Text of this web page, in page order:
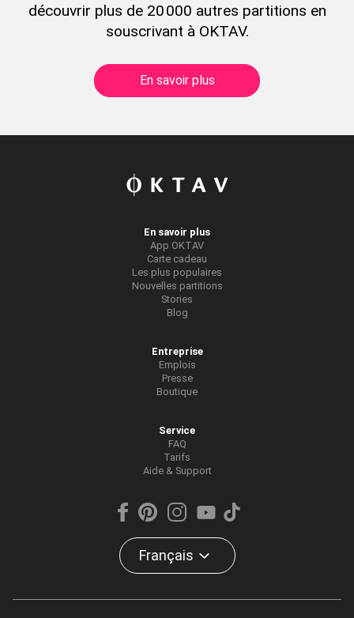
découvrir plus de 20 000 autres partitions en
souscrivant à OKTAV.
En savoir plus
En savoir plus
App OKTAV
Carte cadeau
Les plus populaires
Nouvelles partitions
Stories
Blog
Entreprise
Emplois
Presse
Boutique
Service
FAQ
Tarifs
Aide & Support
Français